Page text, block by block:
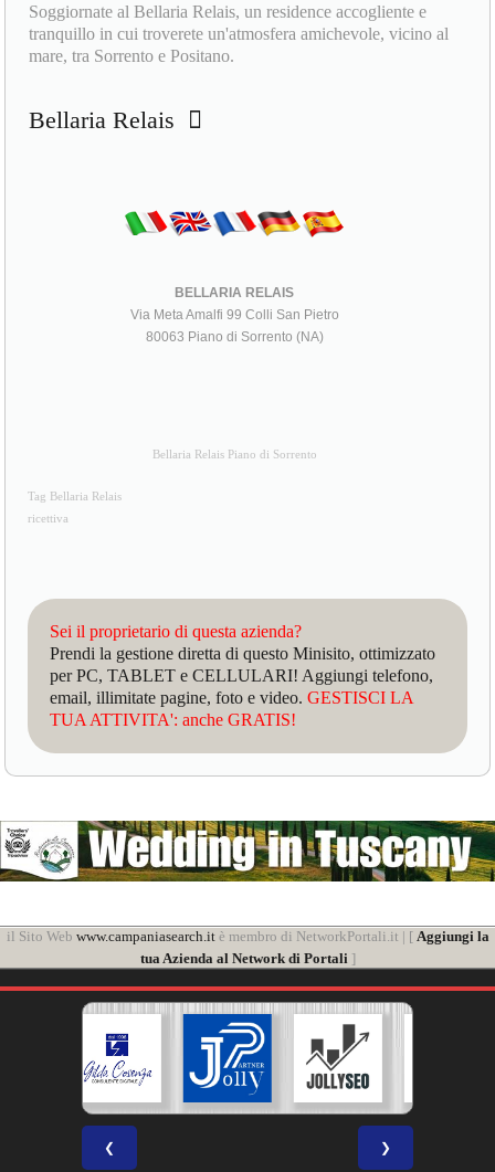
Soggiornate al Bellaria Relais, un residence accogliente e
tranquillo in cui troverete un'atmosfera amichevole, vicino al
mare, tra Sorrento e Positano.
Bellaria Relais
BELLARIA RELAIS
Via Meta Amalfi 99 Colli San Pietro
80063 Piano di Sorrento (NA)
Bellaria Relais Piano di Sorrento
Tag Bellaria Relais
ricettiva
Sei il proprietario di questa azienda?
Prendi la gestione diretta di questo Minisito, ottimizzato
per PC, TABLET e CELLULARI! Aggiungi telefono,
email, illimitate pagine, foto e video.GESTISCI LA
TUA ATTIVITA': anche GRATIS!
il Sito Web www.campaniasearch.itè membro di NetworkPortali.it | [ Aggiungi la
tua Azienda al Network di Portali]
❮ ❯